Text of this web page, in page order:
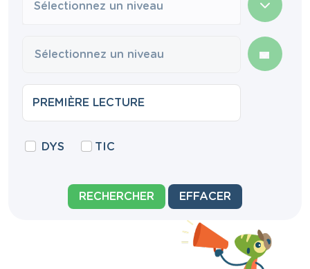
Sélectionnez un niveau
DYS TIC
RECHERCHER EFFACER